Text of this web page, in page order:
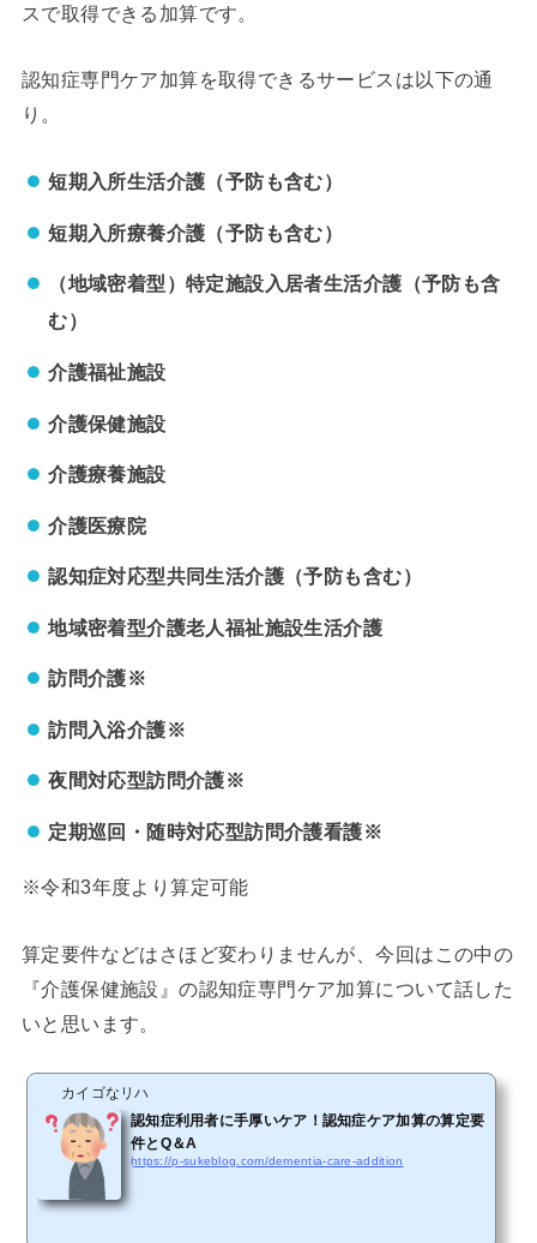
スで取得できる加算です。
認知症専門ケア加算を取得できるサービスは以下の通
り。
短期入所生活介護（予防も含む）
短期入所療養介護（予防も含む）
（地域密着型）特定施設入居者生活介護（予防も含
む）
介護福祉施設
介護保健施設
介護療養施設
介護医療院
認知症対応型共同生活介護（予防も含む）
地域密着型介護老人福祉施設生活介護
訪問介護※
訪問入浴介護※
夜間対応型訪問介護※
定期巡回・随時対応型訪問介護看護※
※令和3年度より算定可能
算定要件などはさほど変わりませんが、今回はこの中の
『介護保健施設』の認知症専門ケア加算について話した
いと思います。
カイゴなリハ
認知症利用者に手厚いケア！認知症ケア加算の算定要
件とQ＆A
https://p-sukeblog.com/dementia-care-addition